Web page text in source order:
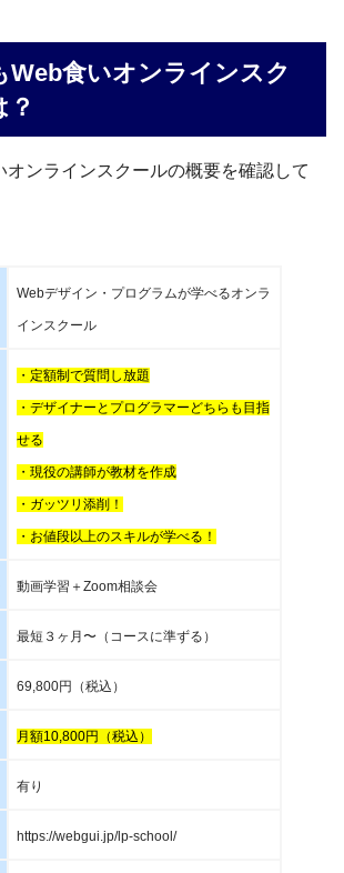
Web食いオンラインスク
？
オンラインスクールの概要を確認して
Webデザイン・プログラムが学べるオンラ
インスクール
・定額制で質問し放題
・デザイナーとプログラマーどちらも目指
せる
・現役の講師が教材を作成
・ガッツリ添削！
・お値段以上のスキルが学べる！
動画学習＋Zoom相談会
最短３ヶ月〜（コースに準ずる）
69,800円（税込）
月額10,800円（税込）
有り
https://webgui.jp/lp-school/